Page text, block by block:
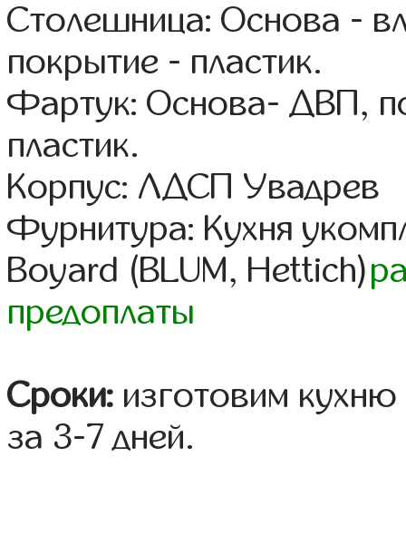
Столешница: Основа -
покрытие - пластик.
Фартук: Основа- ДВП,
пластик.
Корпус: ЛДСП Увадрев
Фурнитура: Кухня
Boyard (BLUM, Hettich)
предоплаты
Сроки: изготовим
за 3-7 дней.